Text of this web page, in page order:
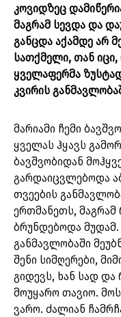
კოვიდზეც
მაგრამ სევდა და
განცდა აქამდე არ
სათქმელი, თან იცი,
ყველაფერმა
კვირის
მარიამი ჩემი
ყველას ჰყავს
ბავშვობიდან
გარდაიცვლებოდა
თვეების
ერთმანეთს, მაგრამ
ბრუნდებოდა
განმავლობაში
შენი სიმღერები,
გიდევს, ხან სად
მოუყარო თავიო.
ვარო. ძალიან